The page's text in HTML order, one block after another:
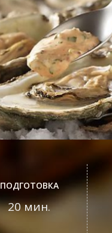
ПОДГОТОВКА
20 мин.